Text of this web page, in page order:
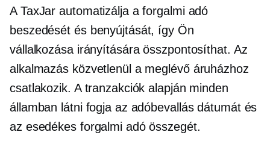
A TaxJar automatizálja a forgalmi adó
beszedését és benyújtását, így Ön
vállalkozása irányítására összpontosíthat. Az
alkalmazás közvetlenül a meglévő áruházhoz
csatlakozik. A tranzakciók alapján minden
államban látni fogja az adóbevallás dátumát és
az esedékes forgalmi adó összegét.